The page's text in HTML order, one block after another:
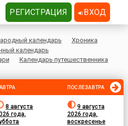
календарь
Хроника
календарь
Календарь путешественника
8 августа
года,
ПОСЛЕЗАВТРА
9 августа
2026 года,
воскресенье
РЕГИСТРАЦИЯ ВХОД